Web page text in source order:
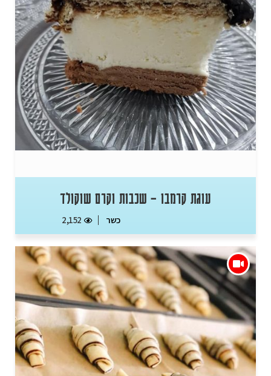
עוגת קרמבו – שכבות וקרם שוקולד
כשר 2,152